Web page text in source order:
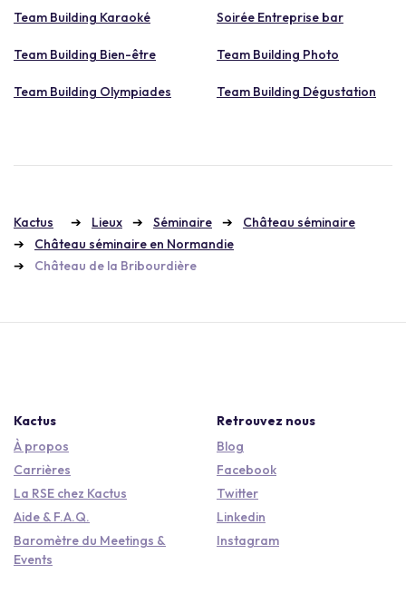
Team Building Karaoké Soirée Entreprise bar
Team Building Bien-être Team Building Photo
Team Building Olympiades Team Building Dégustation
Kactus Lieux Séminaire
Château séminaire
Château séminaire en Normandie
Château de la Bribourdière
Kactus
À propos
Carrières
La RSE chez Kactus
Aide & F.A.Q.
Baromètre du Meetings &
Events
Retrouvez nous
Blog
Facebook
Twitter
Linkedin
Instagram